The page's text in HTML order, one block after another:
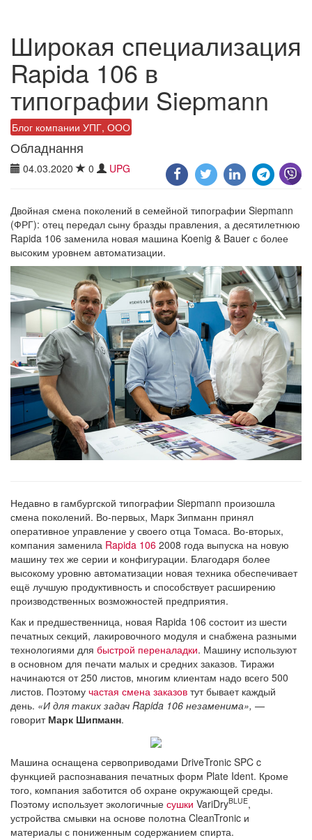
Широкая специализация
Rapida 106 в
типографии Siepmann
Блог компании УПГ, ООО
Обладнання
04.03.2020 0 UPG
Двойная смена поколений в семейной типографии Siepmann
(ФРГ): отец передал сыну бразды правления, а десятилетнюю
Rapida 106 заменила новая машина Koenig & Bauer с более
высоким уровнем автоматизации.
Недавно в гамбургской типографии Siepmann произошла
смена поколений. Во-первых, Марк Зипманн принял
оперативное управление у своего отца Томаса. Во-вторых,
компания заменила Rapida 106 2008 года выпуска на новую
машину тех же серии и конфигурации. Благодаря более
высокому уровню автоматизации новая техника обеспечивает
ещё лучшую продуктивность и способствует расширению
производственных возможностей предприятия.
Как и предшественница, новая Rapida 106 состоит из шести
печатных секций, лакировочного модуля и снабжена разными
технологиями для быстрой переналадки. Машину используют
в основном для печати малых и средних заказов. Тиражи
начинаются от 250 листов, многим клиентам надо всего 500
листов. Поэтому частая смена заказов тут бывает каждый
день. «И для таких задач Rapida 106 незаменима», —
говорит Марк Шипманн.
Машина оснащена сервоприводами DriveTronic SPC c
функцией распознавания печатных форм Plate Ident. Кроме
того, компания заботится об охране окружающей среды.
Поэтому использует экологичные сушки VariDryBLUE,
устройства смывки на основе полотна CleanTronic и
материалы с пониженным содержанием спирта.